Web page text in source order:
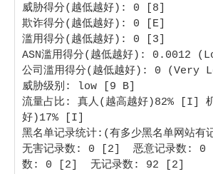
威胁得分(越低越好): 0 [8]
欺诈得分(越低越好): 0 [E]
滥用得分(越低越好): 0 [3]
ASN滥用得分(越低越好): 0.0012
公司滥用得分(越低越好): 0 (Very
威胁级别: low [9 B]
流量占比: 真人(越高越好)82% [I]
好)17% [I]
黑名单记录统计:(有多少黑名单网站有
无害记录数: 0 [2]  恶意记录数: 0
数: 0 [2]  无记录数: 92 [2]